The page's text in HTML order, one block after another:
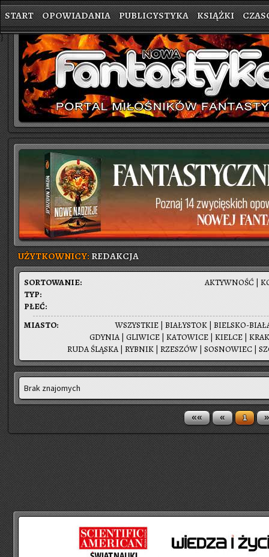
START OPOWIADANIA PUBLICYSTYKA KSIĄŻKI
}
UŻYTKOWNICY:REDAKCJA
AK­TYW­NOŚĆ |
SOR­TO­WA­NIE:
TYP:
PŁEĆ:
WSZYST­KIE | BIA­ŁY­STOK | BIEL­SKO-
GDY­NIA| GLI­WI­CE | KA­TO­WI­CE | KIEL­CE |
RUDA ŚLĄ­SKA| RYB­NIK | RZE­SZÓW | SO­SNO­WIEC |
MIA­STO:
Brak znajomych
«« « 1 »